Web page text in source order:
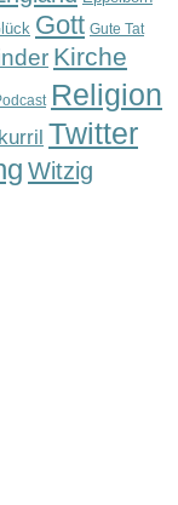
Gott Gute Tat
Kirche
Religion
Twitter
Witzig